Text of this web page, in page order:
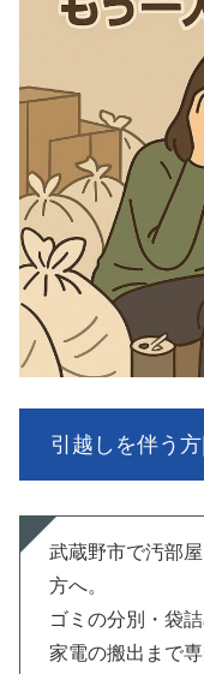
引越しを伴う
武蔵野市で汚部
方へ。
ゴミの分別・袋
家電の搬出まで